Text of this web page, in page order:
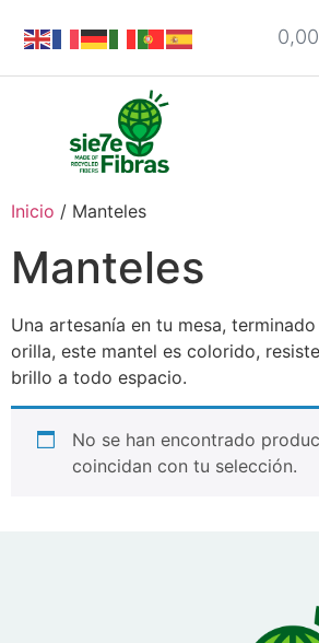
0,00
Inicio / Manteles
Manteles
Una artesanía en tu mesa,
orilla, este mantel es colorido,
brillo a todo espacio.
No se han encontrado
coincidan con tu selección.